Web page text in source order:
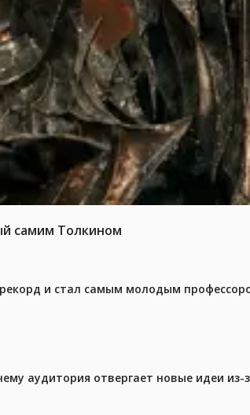
самим Толкином
и стал самым молодым
аудитория отвергает новые идеи из-